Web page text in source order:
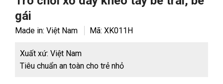
gái
Made in: Việt Nam Mã: XK011H
Xuất xứ: Việt Nam
Tiêu chuẩn an toàn cho trẻ nhỏ